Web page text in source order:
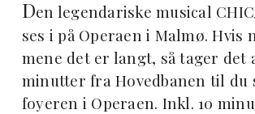
Den legendariske musical
ses i på Operaen i Malmø. Hvis
mene det er langt, så tager det
minutter fra Hovedbanen til du
foyeren i Operaen. Inkl. 10